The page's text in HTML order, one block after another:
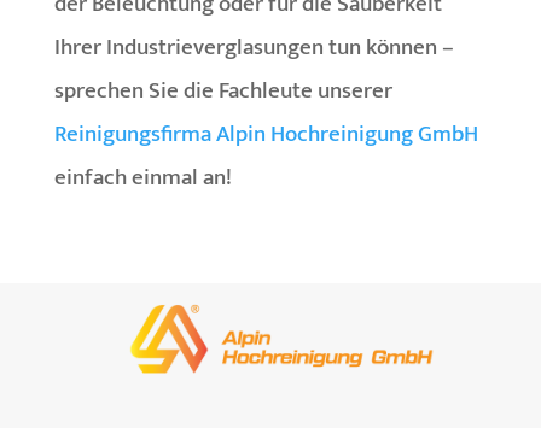
Ihrer Industrieverglasungen tun können –
sprechen Sie die Fachleute unserer
Reinigungsfirma Alpin Hochreinigung GmbH
einfach einmal an!